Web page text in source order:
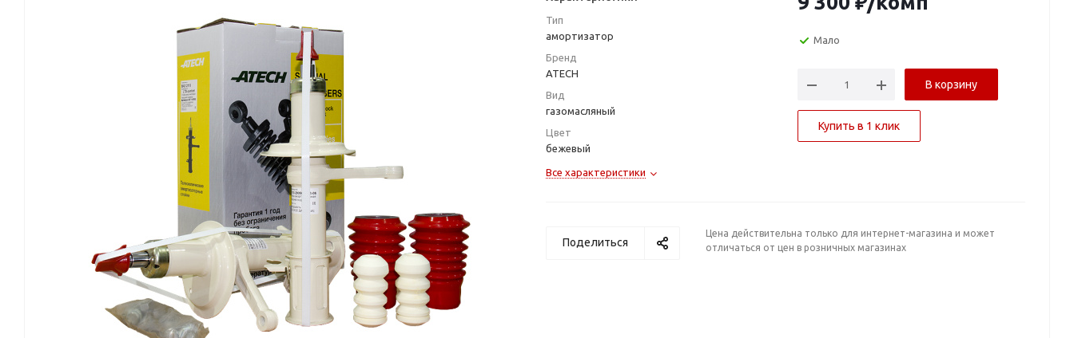
Тип
амортизатор
Бренд
ATECH
Вид
газомасляный
Цвет
бежевый
Все характеристики
Мало
В корзину
Купить в 1 клик
Поделиться
Цена действительна только для интернет-магазина и может
отличаться от цен в розничных магазинах